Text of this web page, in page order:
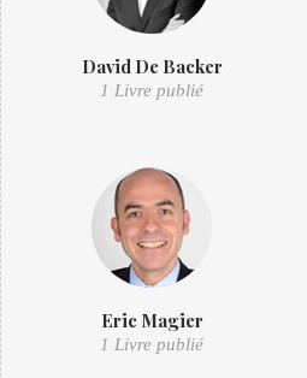
David De Backer
1 Livre publié
Eric Magier
1 Livre publié